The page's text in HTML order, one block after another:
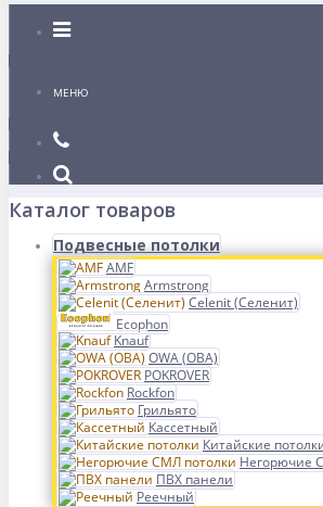
Каталог
МЕНЮ
Каталог товаров
Подвесные потолки
AMF
Armstrong
Celenit (Селенит)
Ecophon
Knauf
OWA (ОВА)
POKROVER
Rockfon
Грильято
Кассетный
Китайские
Негорючие
ПВХ панели
Реечный